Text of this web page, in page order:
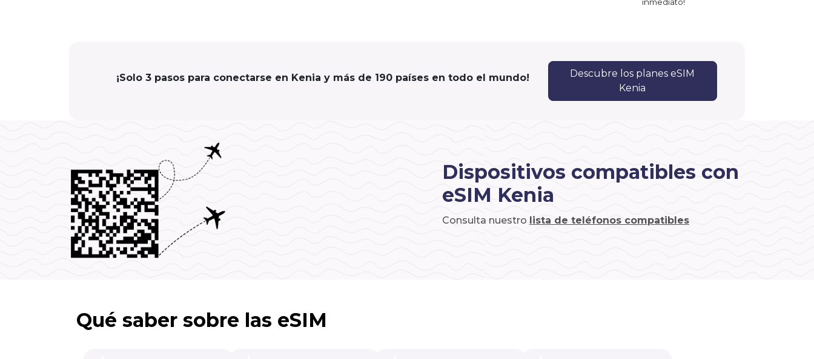
¡Solo 3 pasos para conectarse en Kenia y más de 190 países en todo el mundo!
Descubre los planes eSIM
Kenia
Dispositivos compatibles con
eSIM Kenia
Consulta nuestro lista de teléfonos compatibles
Qué saber sobre las eSIM